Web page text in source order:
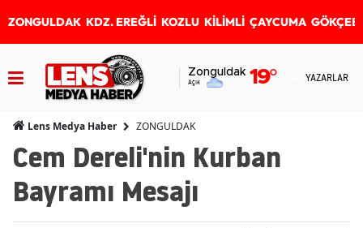
ZONGULDAK KDZ. EREĞLİ KOZLU KİLİMLİ ÇAYCUMA
Zonguldak
Açık 19° YAZARLAR
Lens Medya Haber ZONGULDAK
Cem Dereli'nin Kurban
Bayramı Mesajı